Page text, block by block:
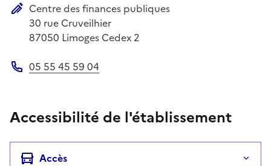
Adresse postale
Centre des finances publiques
30 rue Cruveilhier
87050 Limoges Cedex 2
05 55 45 59 04
Accessibilité de l'établissement
Accès